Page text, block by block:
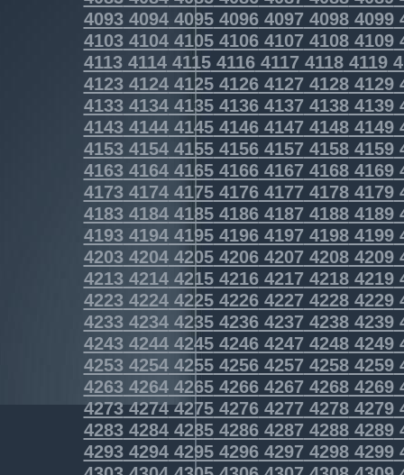
4093409440954096409740984099
4103410441054106410741084109
4113411441154116411741184119
4123412441254126412741284129
4133413441354136413741384139
4143414441454146414741484149
4153415441554156415741584159
4163416441654166416741684169
4173417441754176417741784179
4183418441854186418741884189
4193419441954196419741984199
4203420442054206420742084209
4213421442154216421742184219
4223422442254226422742284229
4233423442354236423742384239
4243424442454246424742484249
4253425442554256425742584259
4263426442654266426742684269
4273427442754276427742784279
4283428442854286428742884289
4293429442954296429742984299